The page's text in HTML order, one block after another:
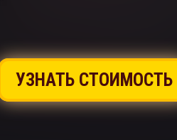
УЗНАТЬ СТОИМОСТЬ